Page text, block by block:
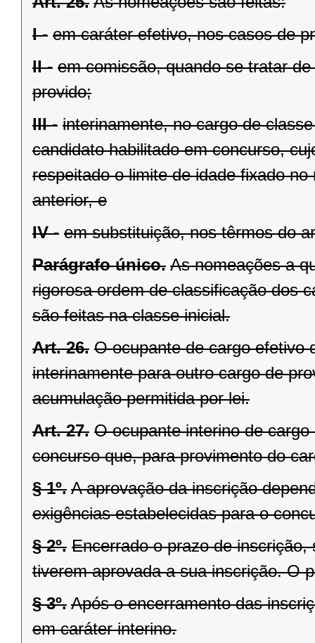
I - em caráter efetivo, nos casos de
II - em comissão, quando se tratar
provido;
III - interinamente, no cargo de
candidato habilitado em concurso,
respeitado o limite de idade fixado
anterior, e
IV - em substituição, nos têrmos do
Parágrafo único. As nomeações a
rigorosa ordem de classificação dos
são feitas na classe inicial.
Art. 26. O ocupante de cargo efetivo
interinamente para outro cargo de
acumulação permitida por lei.
Art. 27. O ocupante interino de
concurso que, para provimento do
§ 1º. A aprovação da inscrição
exigências estabelecidas para o
§ 2º. Encerrado o prazo de
tiverem aprovada a sua inscrição. O
§ 3º. Após o encerramento das
em caráter interino.